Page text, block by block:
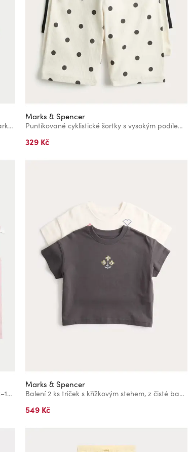
Šortky s vysokým podílem bavlny (2–8 let) Marks & Spencer růžová
Marks & Spencer
Puntíkované cyklistické šortky s vysokým podílem bavlny, 3 ks (2–8 let) Marks & Spencer smetanová
329 Kč
Tílka se srdíčky, z čisté bavlny, 5 ks v balení (2–14 let) Marks & Spencer růžová
Marks & Spencer
Balení 2 ks triček s křížkovým stehem, z čisté bavlny (2–8 let) Marks & Spencer vícebarevná
549 Kč